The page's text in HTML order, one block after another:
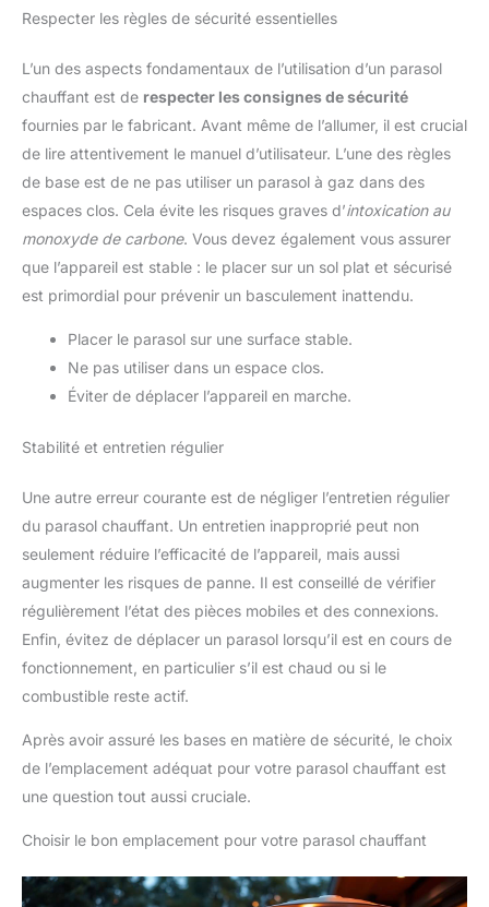
Respecter les règles de sécurité essentielles
L’un des aspects fondamentaux de l’utilisation d’un parasol
chauffant est de respecter les consignes de sécurité
fournies par le fabricant. Avant même de l’allumer, il est crucial
de lire attentivement le manuel d’utilisateur. L’une des règles
de base est de ne pas utiliser un parasol à gaz dans des
espaces clos. Cela évite les risques graves d’intoxication au
monoxyde de carbone. Vous devez également vous assurer
que l’appareil est stable : le placer sur un sol plat et sécurisé
est primordial pour prévenir un basculement inattendu.
Placer le parasol sur une surface stable.
Ne pas utiliser dans un espace clos.
Éviter de déplacer l’appareil en marche.
Stabilité et entretien régulier
Une autre erreur courante est de négliger l’entretien régulier
du parasol chauffant. Un entretien inapproprié peut non
seulement réduire l’efficacité de l’appareil, mais aussi
augmenter les risques de panne. Il est conseillé de vérifier
régulièrement l’état des pièces mobiles et des connexions.
Enfin, évitez de déplacer un parasol lorsqu’il est en cours de
fonctionnement, en particulier s’il est chaud ou si le
combustible reste actif.
Après avoir assuré les bases en matière de sécurité, le choix
de l’emplacement adéquat pour votre parasol chauffant est
une question tout aussi cruciale.
Choisir le bon emplacement pour votre parasol chauffant